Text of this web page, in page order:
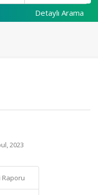
Detaylı Arama
2023
Raporu